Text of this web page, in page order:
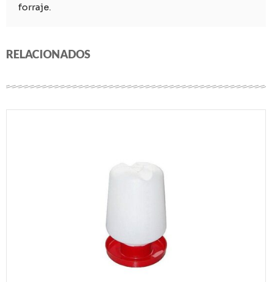
forraje.
RELACIONADOS